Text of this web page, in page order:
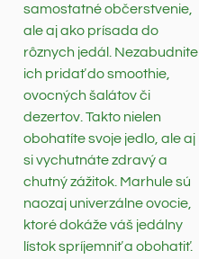
samostatné občerstvenie,
ale aj ako prísada do
rôznych jedál. Nezabudnite
ich pridať do smoothie,
ovocných šalátov či
dezertov. Takto nielen
obohatíte svoje jedlo, ale aj
si vychutnáte zdravý a
chutný zážitok. Marhule sú
naozaj univerzálne ovocie,
ktoré dokáže váš jedálny
lístok spríjemniť a obohatiť.